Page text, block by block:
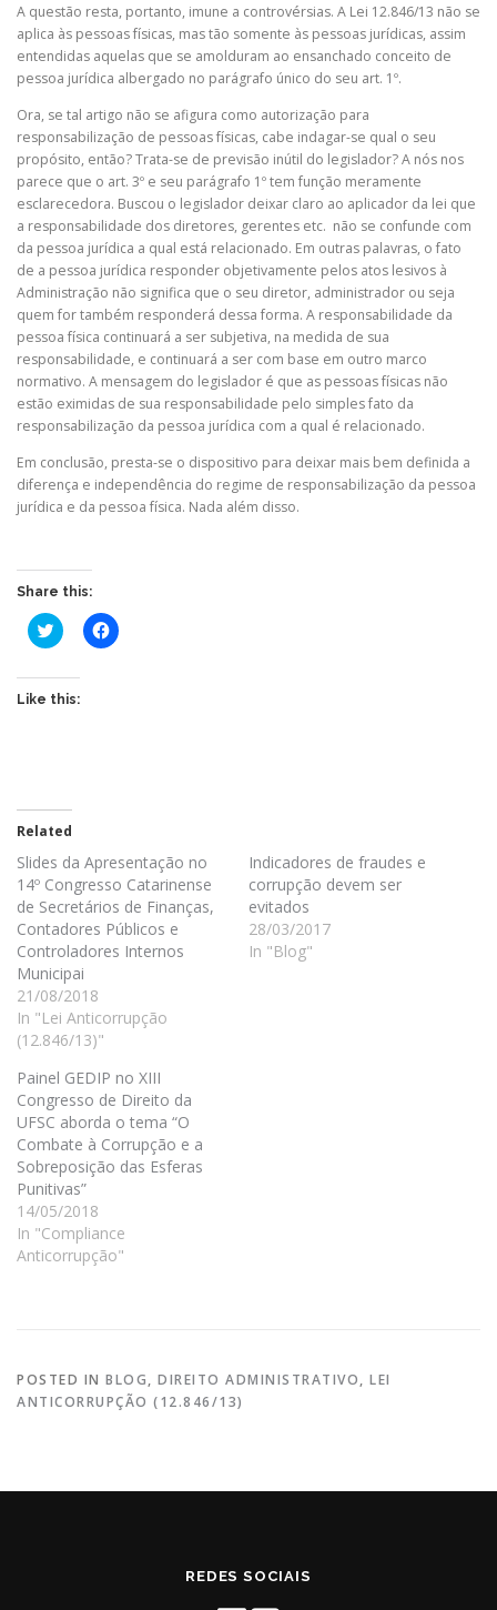
A questão resta, portanto, imune a controvérsias. A Lei 12.846/13 não se
aplica às pessoas físicas, mas tão somente às pessoas jurídicas, assim
entendidas aquelas que se amolduram ao ensanchado conceito de
pessoa jurídica albergado no parágrafo único do seu art. 1º.
Ora, se tal artigo não se afigura como autorização para
responsabilização de pessoas físicas, cabe indagar-se qual o seu
propósito, então? Trata-se de previsão inútil do legislador? A nós nos
parece que o art. 3º e seu parágrafo 1º tem função meramente
esclarecedora. Buscou o legislador deixar claro ao aplicador da lei que
a responsabilidade dos diretores, gerentes etc. não se confunde com
da pessoa jurídica a qual está relacionado. Em outras palavras, o fato
de a pessoa jurídica responder objetivamente pelos atos lesivos à
Administração não significa que o seu diretor, administrador ou seja
quem for também responderá dessa forma. A responsabilidade da
pessoa física continuará a ser subjetiva, na medida de sua
responsabilidade, e continuará a ser com base em outro marco
normativo. A mensagem do legislador é que as pessoas físicas não
estão eximidas de sua responsabilidade pelo simples fato da
responsabilização da pessoa jurídica com a qual é relacionado.
Em conclusão, presta-se o dispositivo para deixar mais bem definida a
diferença e independência do regime de responsabilização da pessoa
jurídica e da pessoa física. Nada além disso.
Share this:
C
l
k
t
n
T
i
t
t
e
r
(
O
p
e
n
s
i
n
n
w
w
i
n
d
o
w
)
C
l
c
e
b
o
o
k
(
O
s
e
w
w
n
d
o
w
Like this:
Related
Slides da Apresentação no
14º Congresso Catarinense
de Secretários de Finanças,
Contadores Públicos e
Controladores Internos
Municipai
21/08/2018
In "Lei Anticorrupção
(12.846/13)"
Indicadores de fraudes e
corrupção devem ser
evitados
28/03/2017
In "Blog"
Painel GEDIP no XIII
Congresso de Direito da
UFSC aborda o tema “O
Combate à Corrupção e a
Sobreposição das Esferas
Punitivas”
14/05/2018
In "Compliance
Anticorrupção"
POSTED IN BLOG, DIREITO ADMINISTRATIVO, LEI
ANTICORRUPÇÃO (12.846/13)
REDES SOCIAIS